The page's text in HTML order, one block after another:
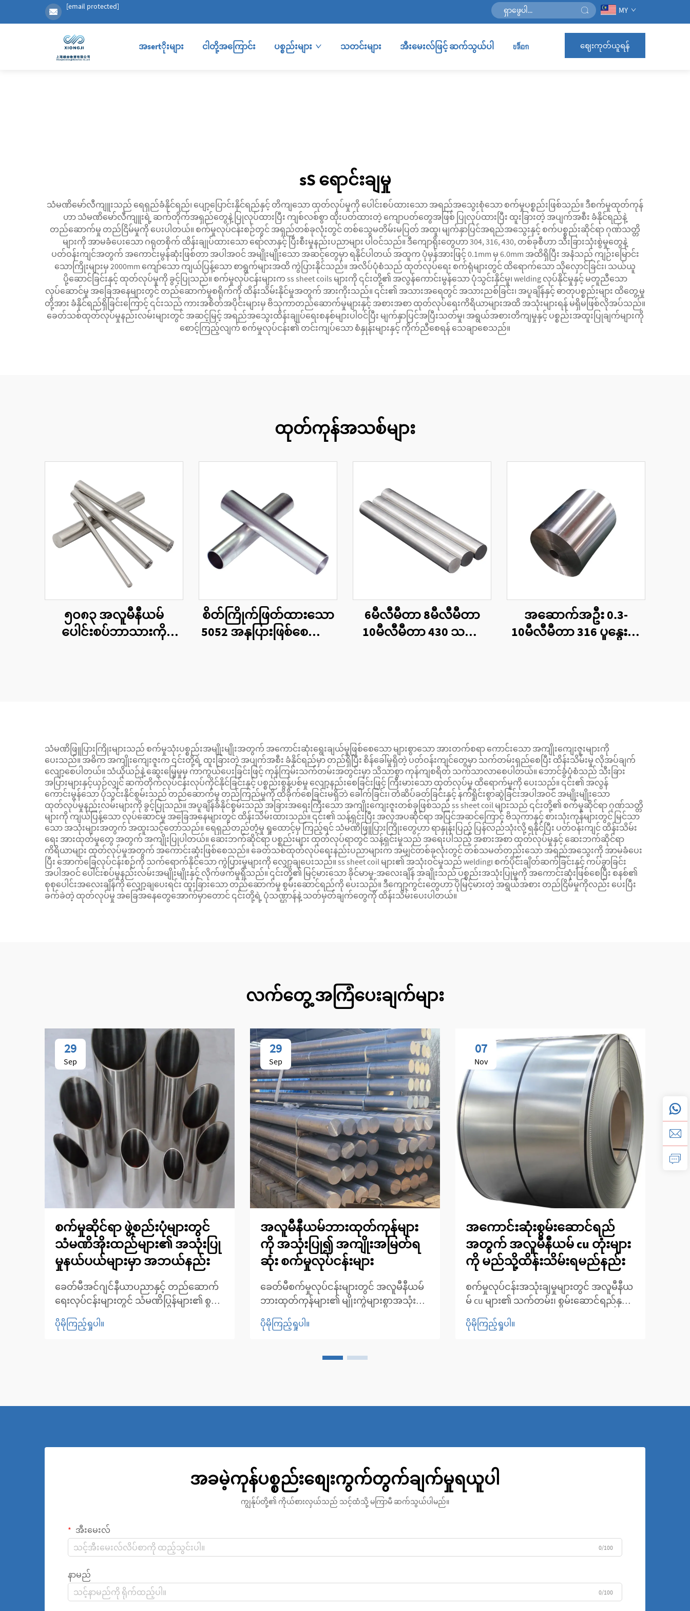
[email protected] MY
အsertိုးများ ငါတို့အကြောင်း ပစ္စည်းများ သတင်းများ အီးမေးလ်ဖြင့် ဆက်သွယ်ပါ บล็อก ဈေးကုတ်ယူရန်
sS ရောင်းချမှု
သံမဏိမော်လီကျူးသည် ရေရှည်ခံနိုင်ရည်၊ ပျော့ပြောင်းနိုင်ရည်နှင့် တိကျသော ထုတ်လုပ်မှုကို ပေါင်းစပ်ထားသော အရည်အသွေးစုံသော စက်မှုပစ္စည်းဖြစ်သည်။ ဒီစက်မှုထုတ်ကုန်
ဟာ သံမဏိမော်လီကျူးရဲ့ ဆက်တိုက်အရှည်တွေနဲ့ ပြုလုပ်ထားပြီး ကျစ်လစ်စွာ ထိုးပတ်ထားတဲ့ ကျောပတ်တွေအဖြစ် ပြုလုပ်ထားပြီး ထူးခြားတဲ့ အပျက်အစီး ခံနိုင်ရည်နဲ့
တည်ဆောက်မှု တည်ငြိမ်မှုကို ပေးပါတယ်။ စက်မှုလုပ်ငန်းစဉ်တွင် အရှည်တစ်ခုလုံးတွင် တစ်သွေမတိမ်းမပြတ် အထူ၊ မျက်နှာပြင်အရည်အသွေးနှင့် စက်ပစ္စည်းဆိုင်ရာ ဂုဏ်သတ္တိ
များကို အာမခံပေးသော ဂရုတစိုက် ထိန်းချုပ်ထားသော ရော်လာနှင့် ပြီးစီးမှုနည်းပညာများ ပါဝင်သည်။ ဒီကျောရိုးတွေဟာ 304, 316, 430, တစ်ခုစီဟာ သီးခြားသုံးစွဲမှုတွေနဲ့
ပတ်ဝန်းကျင်အတွက် အကောင်းမွန်ဆုံးဖြစ်တာ အပါအဝင် အမျိုးမျိုးသော အဆင့်တွေမှာ ရနိုင်ပါတယ် အထူက ပုံမှန်အားဖြင့် 0.1mm မှ 6.0mm အထိရှိပြီး အနံသည် ကျဉ်းမြောင်း
သောကြိုးများမှ 2000mm ကျော်သော ကျယ်ပြန့်သော စာရွက်များအထိ ကွဲပြားနိုင်သည်။ အလိပ်ပုံစံသည် ထုတ်လုပ်ရေး စက်ရုံများတွင် ထိရောက်သော သိုလှောင်ခြင်း၊ သယ်ယူ
ပို့ဆောင်ခြင်းနှင့် ထုတ်လုပ်မှုကို ခွင့်ပြုသည်။ စက်မှုလုပ်ငန်းများက ss sheet coils များကို ၎င်းတို့၏ အလွန်ကောင်းမွန်သော ပုံသွင်းနိုင်မှု၊ welding လုပ်နိုင်မှုနှင့် မတူညီသော
လုပ်ဆောင်မှု အခြေအနေများတွင် တည်ဆောက်မှုစရိုက်ကို ထိန်းသိမ်းနိုင်မှုအတွက် အားကိုးသည်။ ၎င်း၏ အသားအရေတွင် အသားညစ်ခြင်း၊ အပူချိန်နှင့် ဓာတုပစ္စည်းများ ထိတွေ့မှု
တို့အား ခံနိုင်ရည်ရှိခြင်းကြောင့် ၎င်းသည် ကားအစိတ်အပိုင်းများမှ ဗိသုကာတည်ဆောက်မှုများနှင့် အစားအစာ ထုတ်လုပ်ရေးကိရိယာများအထိ အသုံးများရန် မရှိမဖြစ်လိုအပ်သည်။
ခေတ်သစ်ထုတ်လုပ်မှုနည်းလမ်းများတွင် အဆင့်မြင့် အရည်အသွေးထိန်းချုပ်ရေးစနစ်များပါဝင်ပြီး မျက်နှာပြင်အပြီးသတ်မှု၊ အရွယ်အစားတိကျမှုနှင့် ပစ္စည်းအထူးပြုချက်များကို
စောင့်ကြည့်လျက် စက်မှုလုပ်ငန်း၏ တင်းကျပ်သော စံနှုန်းများနှင့် ကိုက်ညီစေရန် သေချာစေသည်။
ထုတ်ကုန်အသစ်များ
၅၀၈၃ အလူမီနီယမ်
ပေါင်းစပ်ဘာသားကို
စိတ်ကြိုက်ဖြတ်ထားသော
5052 အနုပြားဖြစ်စေသော
6မီလီမီတာ 8မီလီမီတာ
10မီလီမီတာ 430 သတ္တု
အဆောက်အဦး 0.3-
10မီလီမီတာ 316 ပူနွေးစွာ
သံမဏိဖြူပြားကြိုးများသည် စက်မှုသုံးပစ္စည်းအမျိုးမျိုးအတွက် အကောင်းဆုံးရွေးချယ်မှုဖြစ်စေသော များစွာသော အားတက်စရာ ကောင်းသော အကျိုးကျေးဇူးများကို
ပေးသည်။ အဓိက အကျိုးကျေးဇူးက ၎င်းတို့ရဲ့ ထူးခြားတဲ့ အပျက်အစီး ခံနိုင်ရည်မှာ တည်ရှိပြီး စိန်ခေါ်မှုရှိတဲ့ ပတ်ဝန်းကျင်တွေမှာ သက်တမ်းရှည်စေပြီး ထိန်းသိမ်းမှု လိုအပ်ချက်
လျော့စေပါတယ်။ သံယိုယဉ်နဲ့ ဆွေးမြေ့မှုမှ ကာကွယ်ပေးခြင်းဖြင့် ကုန်ကြမ်းသက်တမ်းအတွင်းမှာ သိသာစွာ ကုန်ကျစရိတ် သက်သာလာစေပါတယ်။ ဘောင်ခွံပုံစံသည် သီးခြား
အပြားများနှင့်ယှဉ်လျှင် ဆက်တိုက်လုပ်ငန်းလုပ်ကိုင်နိုင်ခြင်းနှင့် ပစ္စည်းစွန့်ပစ်မှု လျော့နည်းစေခြင်းဖြင့် ကြီးမားသော ထုတ်လုပ်မှု ထိရောက်မှုကို ပေးသည်။ ၎င်း၏ အလွန်
ကောင်းမွန်သော ပုံသွင်းနိုင်စွမ်းသည် တည်ဆောက်မှု တည်ကြည်မှုကို ထိခိုက်စေခြင်းမရှိဘဲ ခေါက်ခြင်း၊ တံဆိပ်ခတ်ခြင်းနှင့် နက်ရှိုင်းစွာဆွဲခြင်းအပါအဝင် အမျိုးမျိုးသော
ထုတ်လုပ်မှုနည်းလမ်းများကို ခွင့်ပြုသည်။ အပူချိန်ခံနိုင်စွမ်းသည် အခြားအရေးကြီးသော အကျိုးကျေးဇူးတစ်ခုဖြစ်သည် ss sheet coil များသည် ၎င်းတို့၏ စက်မှုဆိုင်ရာ ဂုဏ်သတ္တိ
များကို ကျယ်ပြန့်သော လုပ်ဆောင်မှု အခြေအနေများတွင် ထိန်းသိမ်းထားသည်။ ၎င်း၏ သန့်ရှင်းပြီး အလှအပဆိုင်ရာ အပြင်အဆင်ကြောင့် ဗိသုကာနှင့် စားသုံးကုန်များတွင် မြင်သာ
သော အသုံးများအတွက် အထူးသင့်တော်သည်။ ရေရှည်တည်တံ့မှု ရှုထောင့်မှ ကြည့်ရင် သံမဏိဖြူပြားကြိုးတွေဟာ ရာနှုန်းပြည့် ပြန်လည်သုံးလို့ ရနိုင်ပြီး ပတ်ဝန်းကျင် ထိန်းသိမ်း
ရေး အားထုတ်မှုတွေ အတွက် အကျိုးပြုပါတယ်။ ဆေးဘက်ဆိုင်ရာ ပစ္စည်းများ ထုတ်လုပ်ရာတွင် သန့်ရှင်းမှုသည် အရေးပါသည့် အစားအစာ ထုတ်လုပ်မှုနှင့် ဆေးဘက်ဆိုင်ရာ
ကိရိယာများ ထုတ်လုပ်မှုအတွက် အကောင်းဆုံးဖြစ်စေသည်။ ခေတ်သစ်ထုတ်လုပ်ရေးနည်းပညာများက အမျှင်တစ်ခုလုံးတွင် တစ်သမတ်တည်းသော အရည်အသွေးကို အာမခံပေး
ပြီး အောက်ခြေလုပ်ငန်းစဉ်ကို သက်ရောက်နိုင်သော ကွဲပြားမှုများကို လျှော့ချပေးသည်။ ss sheet coil များ၏ အသုံးဝင်မှုသည် welding၊ စက်ပိုင်းချိတ်ဆက်ခြင်းနှင့် ကပ်ခွာခြင်း
အပါအဝင် ပေါင်းစပ်မှုနည်းလမ်းအမျိုးမျိုးနှင့် လိုက်ဖက်မှုရှိသည်။ ၎င်းတို့၏ မြင့်မားသော ခိုင်မာမှု-အလေးချိန် အချိုးသည် ပစ္စည်းအသုံးပြုမှုကို အကောင်းဆုံးဖြစ်စေပြီး စနစ်၏
စုစုပေါင်းအလေးချိန်ကို လျှော့ချပေးရင်း ထူးခြားသော တည်ဆောက်မှု စွမ်းဆောင်ရည်ကို ပေးသည်။ ဒီကျော့ကွင်းတွေဟာ ပိုမြင့်မားတဲ့ အရွယ်အစား တည်ငြိမ်မှုကိုလည်း ပေးပြီး
ခက်ခဲတဲ့ ထုတ်လုပ်မှု အခြေအနေတွေအောက်မှာတောင် ၎င်းတို့ရဲ့ ပုံသဏ္ဌာန်နဲ့ သတ်မှတ်ချက်တွေကို ထိန်းသိမ်းပေးပါတယ်။
လက်တွေ့ အကြံပေးချက်များ
29
Sep
စက်မှုဆိုင်ရာ ဖွဲ့စည်းပုံများတွင်
သံမဏိအိုးထည်များ၏ အသုံးပြု
မှုနယ်ပယ်များမှာ အဘယ်နည်း
ခေတ်မီအင်ဂျင်နီယာပညာနှင့် တည်ဆောက်
ရေးလုပ်ငန်းများတွင် သံမဏိပြွန်များ၏ စွမ်း
ခေတ် စက်မှုအင်ဂျင်နီယာပညာနှင့်
ပိုမိုကြည့်ရှုပါ။
29
Sep
အလူမီနီယမ်ဘားထုတ်ကုန်များ
ကို အသုံးပြု၍ အကျိုးအမြတ်ရ
ဆုံး စက်မှုလုပ်ငန်းများ
ခေတ်မီစက်မှုလုပ်ငန်းများတွင် အလူမီနီယမ်
ဘားထုတ်ကုန်များ၏ မျိုးကွဲများစွာအသုံးဝင်
သည့်ဂုဏ်သတ္တိတို့ကို ပေါင်းစပ်ထား
ကို စက်မှုလုပ်ငန်းများစွာတွင် ကျယ်
ပိုမိုကြည့်ရှုပါ။
07
Nov
အကောင်းဆုံးစွမ်းဆောင်ရည်
အတွက် အလူမီနီယမ် cu တုံးများ
ကို မည်သို့ထိန်းသိမ်းရမည်နည်း
စက်မှုလုပ်ငန်းအသုံးချမှုများတွင် အလူမီနီယ
မ် cu များ၏ သက်တမ်း၊ စွမ်းဆောင်ရည်နှင့်
သင့်လျော်သော ထိန်းသိမ်းမှုများ ပြုလုပ်ရန်
ပိုမိုကြည့်ရှုပါ။
အခမဲ့ကုန်ပစ္စည်းစျေးကွက်တွက်ချက်မှုရယူပါ
ကျွန်ုပ်တို့၏ ကိုယ်စားလှယ်သည် သင့်ထံသို့ မကြာမီ ဆက်သွယ်ပါမည်။
အီးမေးလ်
0/100
နာမည်
0/100